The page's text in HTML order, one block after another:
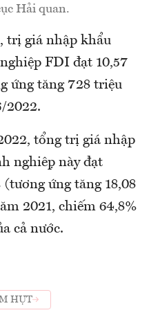
Hải quan.
trị giá nhập khẩu
FDI đạt 10,57
ứng tăng 728 triệu
2022.
tổng trị giá nhập
nghiệp này đạt
(tương ứng tăng 18,08
2021, chiếm 64,8%
cả nước.
HỤT